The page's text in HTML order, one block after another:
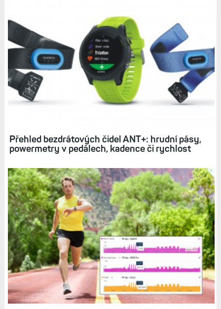
Přehled bezdrátových čidel ANT+: hrudní pásy,
powermetry v pedálech, kadence či rychlost